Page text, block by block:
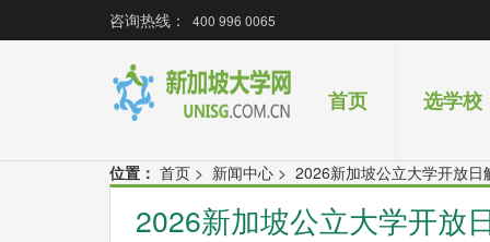
咨询热线： 400 996 0065
首页 选学校
位置： 首页 > 新闻中心 > 2026新加坡公立大学开放
2026新加坡公立大学开放